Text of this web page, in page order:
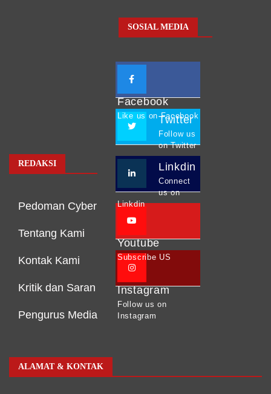
REDAKSI
Pedoman Cyber
Tentang Kami
Kontak Kami
Kritik dan Saran
Pengurus Media
SOSIAL MEDIA
Facebook
Like us on Facebook
Twitter
Follow us
on Twitter
Linkdin
Connect
us on
Linkdin
Youtube
Subscribe US
Instagram
Follow us on
Instagram
ALAMAT & KONTAK